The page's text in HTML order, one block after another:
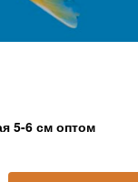
5-6 см оптом